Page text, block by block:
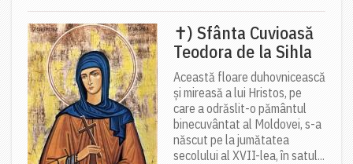
✝) Sfânta Cuvioasă
Teodora de la Sihla
Această floare duhovnicească
și mireasă a lui Hristos, pe
care a odrăslit-o pământul
binecuvântat al Moldovei, s-a
născut pe la jumătatea
secolului al XVII-lea, în satul...